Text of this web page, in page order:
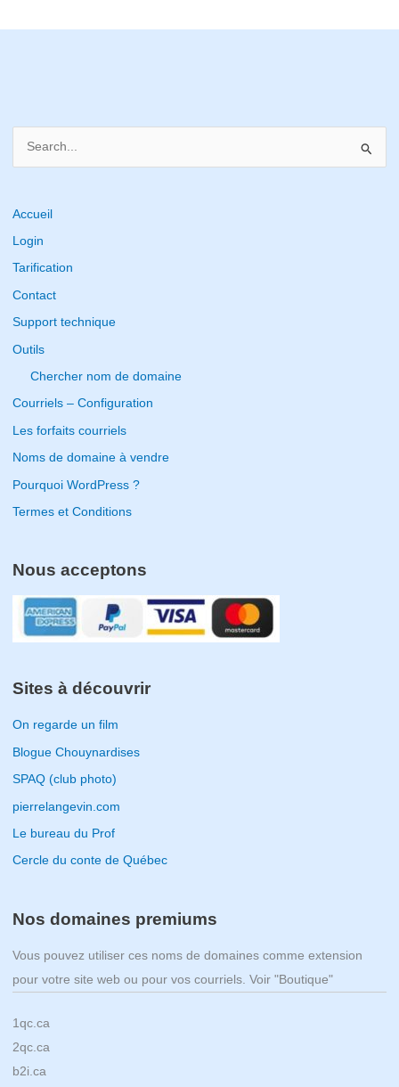
r
c
r
:
Accueil
Login
Tarification
Contact
Support technique
Outils
Chercher nom de domaine
Courriels – Configuration
Les forfaits courriels
Noms de domaine à vendre
Pourquoi WordPress ?
Termes et Conditions
Nous acceptons
Sites à découvrir
On regarde un film
Blogue Chouynardises
SPAQ (club photo)
pierrelangevin.com
Le bureau du Prof
Cercle du conte de Québec
Nos domaines premiums
Vous pouvez utiliser ces noms de domaines comme extension
pour votre site web ou pour vos courriels. Voir "Boutique"
1qc.ca
2qc.ca
b2i.ca